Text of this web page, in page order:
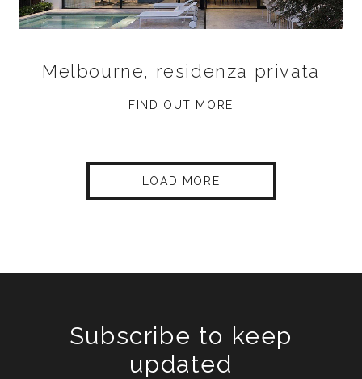
Melbourne, residenza privata
FIND OUT MORE
LOAD MORE
Subscribe to keep
updated